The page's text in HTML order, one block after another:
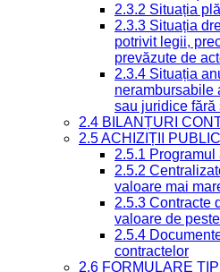
2.3.2 Situația
2.3.3 Situația
potrivit legii,
prevăzute de
2.3.4 Situația
nerambursabile
sau juridice fără
2.4 BILANȚURI
2.5 ACHIZIȚII
2.5.1
2.5.2
valoare mai
2.5.3 Contracte
valoare de
2.5.4
contractelor
2.6 FORMULARE TIP